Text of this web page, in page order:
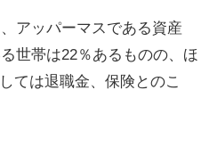
アッパーマスである資産
世帯は22％あるものの、ほ
ては退職金、保険とのこ